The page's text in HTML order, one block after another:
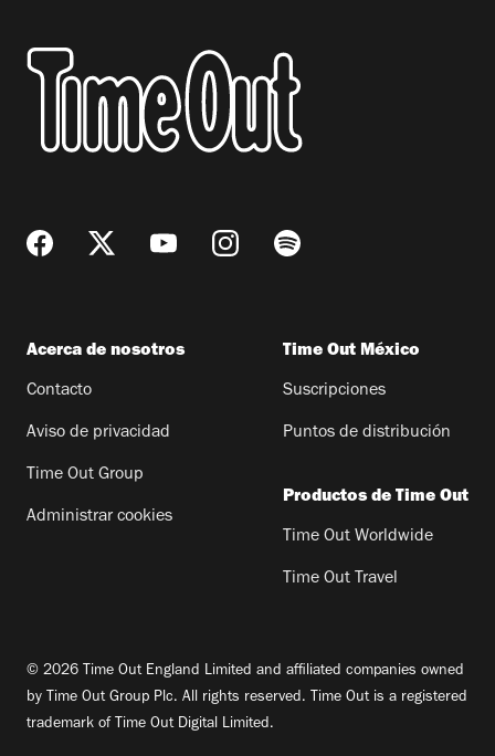
Acerca de nosotros
Contacto
Aviso de privacidad
Time Out Group
Administrar cookies
Time Out México
Suscripciones
Puntos de distribución
Productos de Time Out
Time Out Worldwide
Time Out Travel
© 2026 Time Out England Limited and affiliated companies owned
by Time Out Group Plc. All rights reserved. Time Out is a registered
trademark of Time Out Digital Limited.